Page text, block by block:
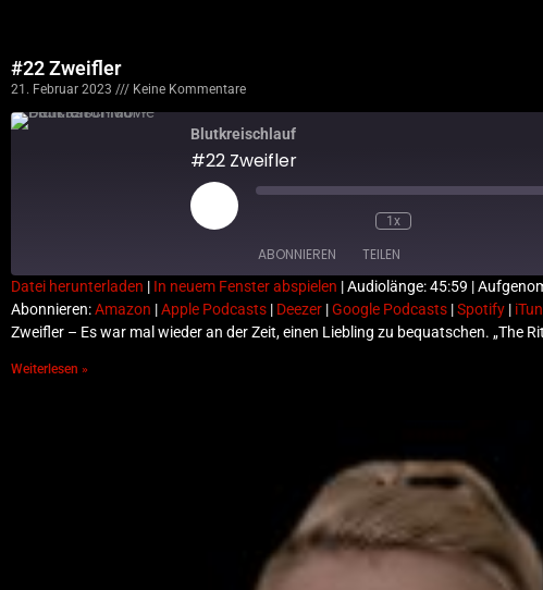
#22 Zweifler
21. Februar 2023 Keine Kommentare
Blutkreischlauf
#22 Zweifler
Play
Episode
1x
ABONNIEREN TEILEN
Apple Podcasts
TEILEN
LINK
Datei herunterladen | In neuem Fenster abspielen |Audiolänge: 45:59 |
Abonnieren:Amazon |Apple Podcasts | Deezer |Google Podcasts |Spotify |
Zweifler – Es war mal wieder an der Zeit, einen Liebling zu bequatschen. „The
Weiterlesen »